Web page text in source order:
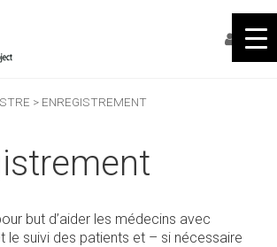
> ENREGISTREMENT
but d’aider les médecins avec
le suivi des patients et – si nécessaire